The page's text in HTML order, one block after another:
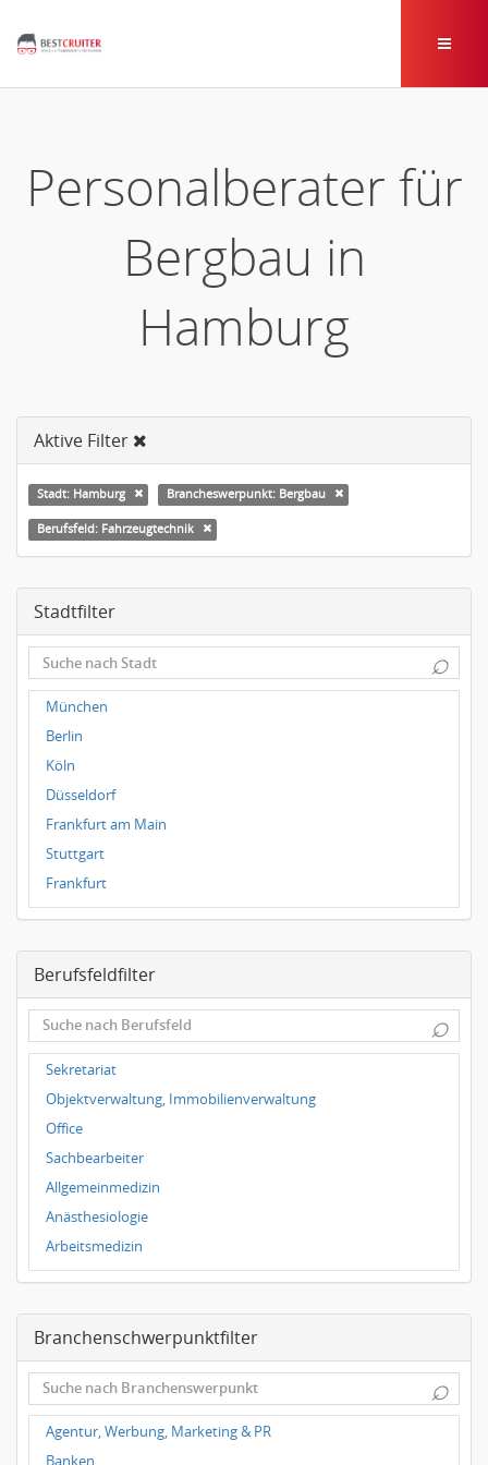
Personalberater für
Bergbau in
Hamburg
Aktive Filter
Stadt: Hamburg Brancheswerpunkt: Bergbau
Berufsfeld: Fahrzeugtechnik
Stadtfilter
⌕
München
Berlin
Köln
Düsseldorf
Frankfurt am Main
Stuttgart
Frankfurt
Dresden
Leipzig
Dortmund
Wuppertal
Hallbergmoos
Würzburg
Grünwald
Ulm
Bielefeld
Hannover
Duisburg
Berufsfeldfilter
⌕
Sekretariat
Objektverwaltung, Immobilienverwaltung
Office
Sachbearbeiter
Allgemeinmedizin
Anästhesiologie
Arbeitsmedizin
Augenheilkunde
Frauenheilkunde, Geburtshilfe
Hals-Nasen-Ohrenheilkunde
Hautkrankheiten, Geschlechtskrankheiten
Hygienemedizin, Umweltmedizin
Innere Medizin
Branchenschwerpunktfilter
⌕
Agentur, Werbung, Marketing & PR